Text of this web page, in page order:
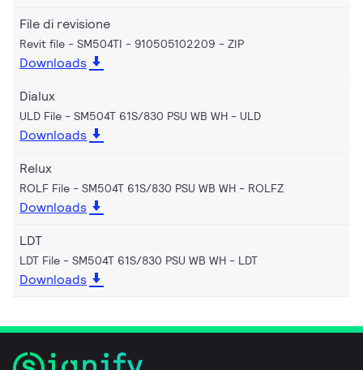
File di revisione
Revit file - SM504TI - 910505102209 ZIP
Downloads
Dialux
ULD File - SM504T 61S/830 PSU WB WH ULD
Downloads
Relux
ROLF File - SM504T 61S/830 PSU WB WH ROLFZ
Downloads
LDT
LDT File - SM504T 61S/830 PSU WB WH LDT
Downloads